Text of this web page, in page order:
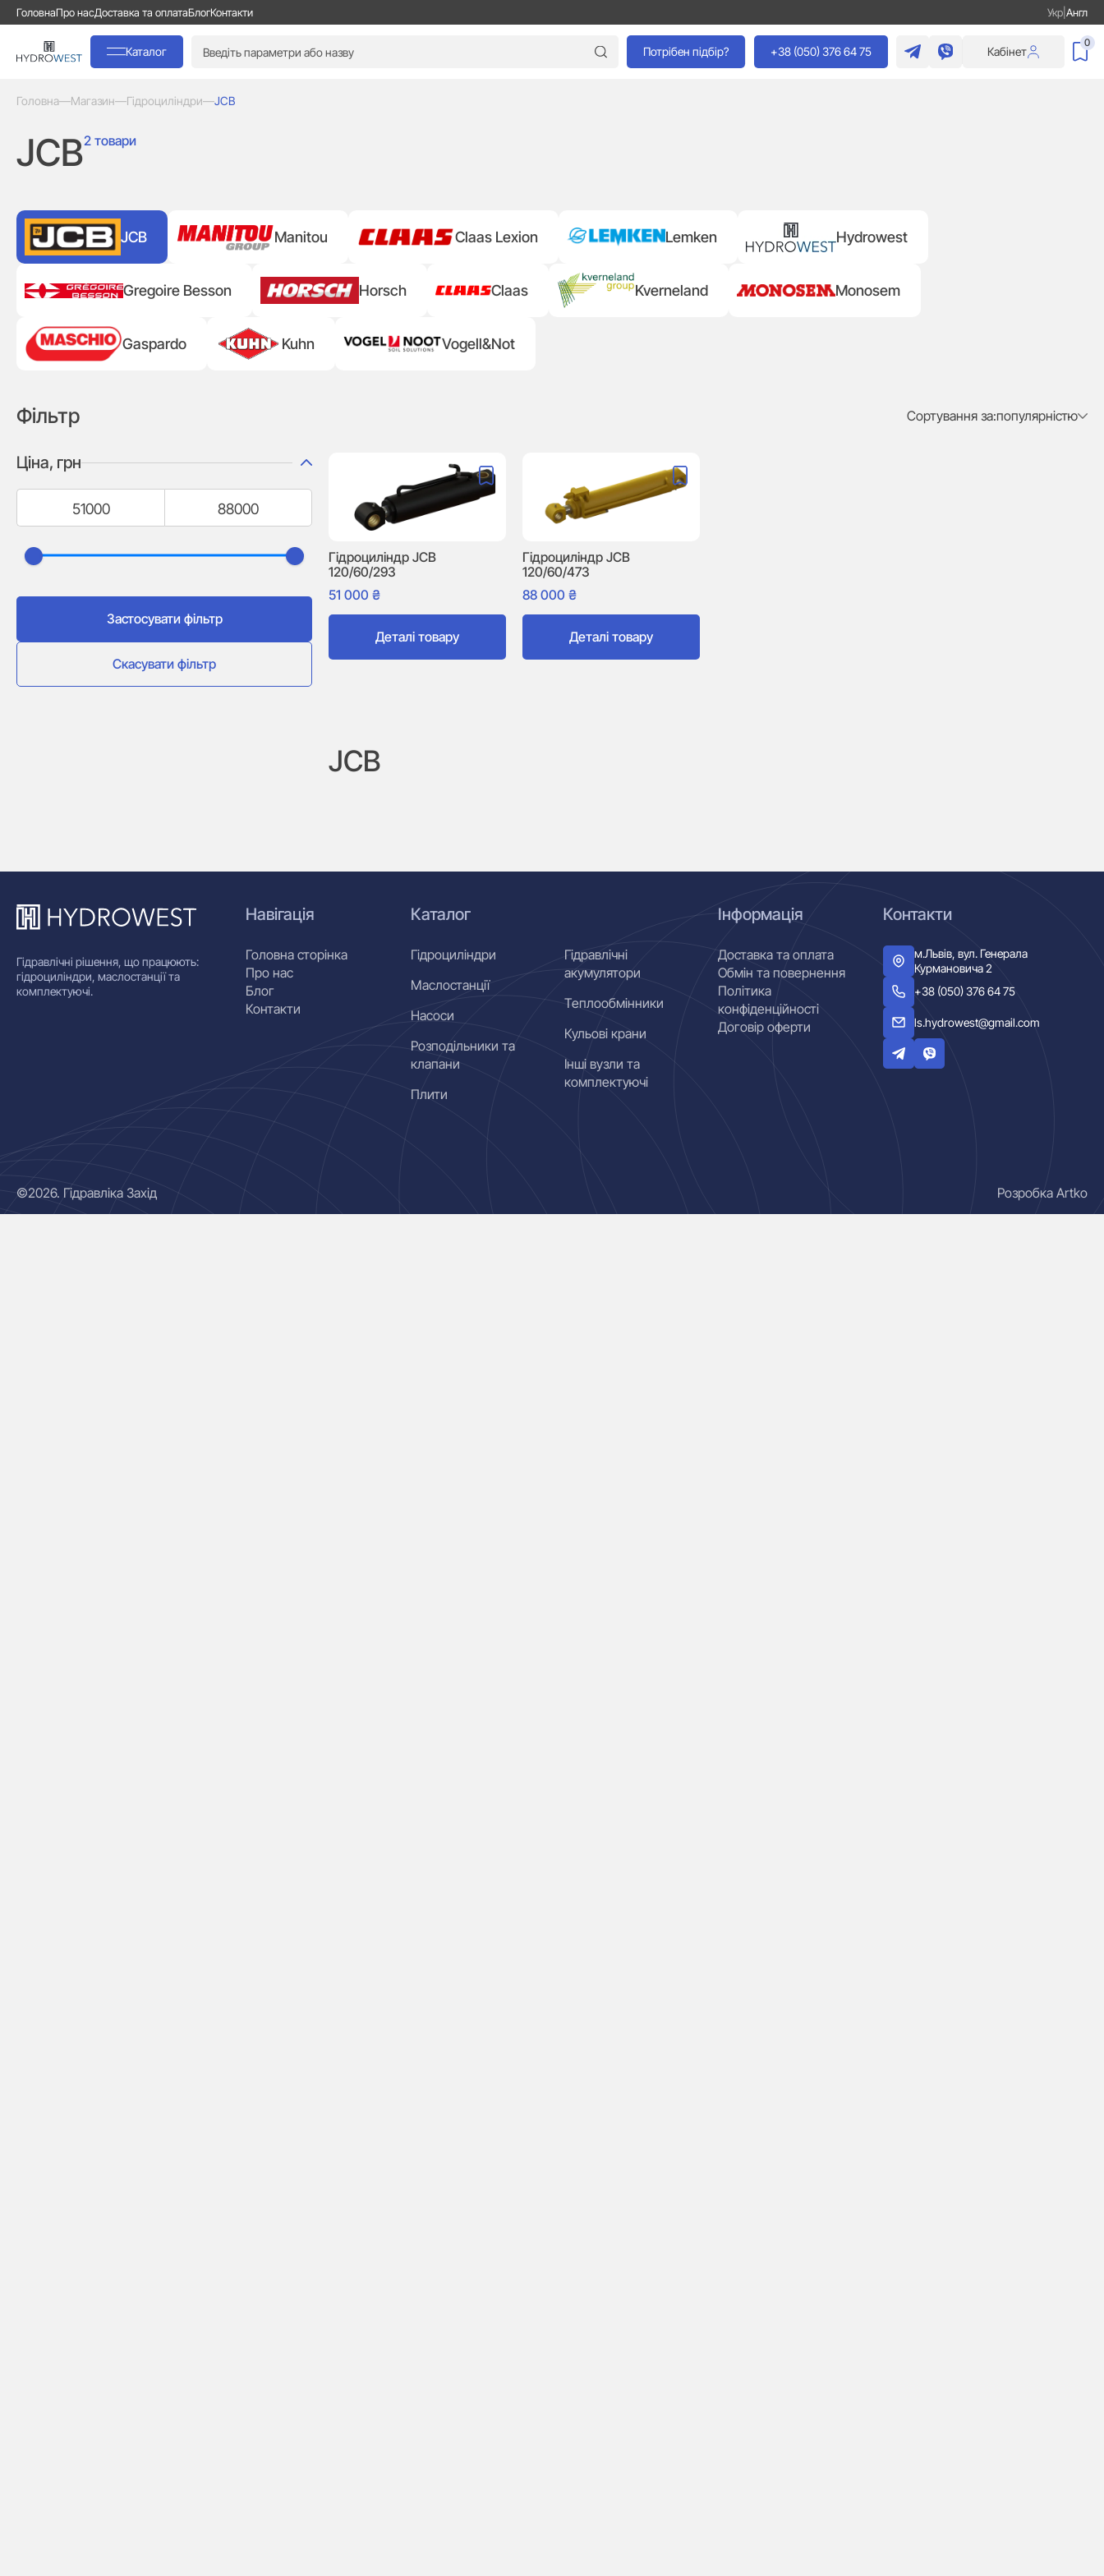
ГоловнаПро насДоставка та оплатаБлогКонтакти Укр| Англ
Каталог Потрібен підбір? +38 (050) 376 64 75 Кабінет
0
Головна—Магазин—Гідроциліндри—JCB
JCB2 товари
Manitou
JCB Claas Lexion Lemken Hydrowest
Gregoire Besson Horsch Claas Kverneland Monosem
Gaspardo Kuhn Vogell&Not
Фільтр Сортування за:популярністю
Ціна, грн
Застосувати фільтр
Скасувати фільтр
Гідроциліндр JCB
120/60/293
51 000 ₴
Деталі товару
Гідроциліндр JCB
120/60/473
88 000 ₴
Деталі товару
JCB
Гідравлічні рішення, що працюють:
гідроциліндри, маслостанції та
комплектуючі.
Навігація
Головна сторінка
Про нас
Блог
Контакти
Каталог
Гідроциліндри
Маслостанції
Насоси
Розподільники та
клапани
Плити
Гідравлічні
акумулятори
Теплообмінники
Кульові крани
Інші вузли та
комплектуючі
Інформація
Доставка та оплата
Обмін та повернення
Політика
конфіденційності
Договір оферти
Контакти
м.Львів, вул. Генерала
Курмановича 2
+38 (050) 376 64 75
ls.hydrowest@gmail.com
©2026. Гідравліка Захід Розробка Artko